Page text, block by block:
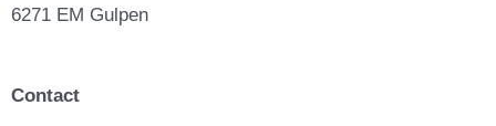
6271 EM Gulpen
Contact